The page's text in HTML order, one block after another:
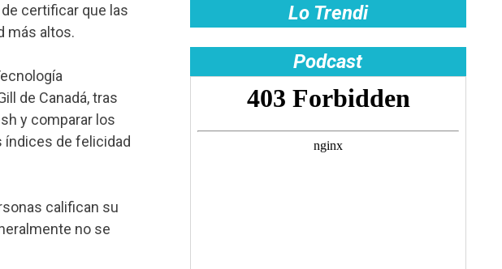
certificar que las
más altos.
de Canadá, tras
y comparar los
índices de felicidad
califican su
no se
Lo Trendi
Podcast